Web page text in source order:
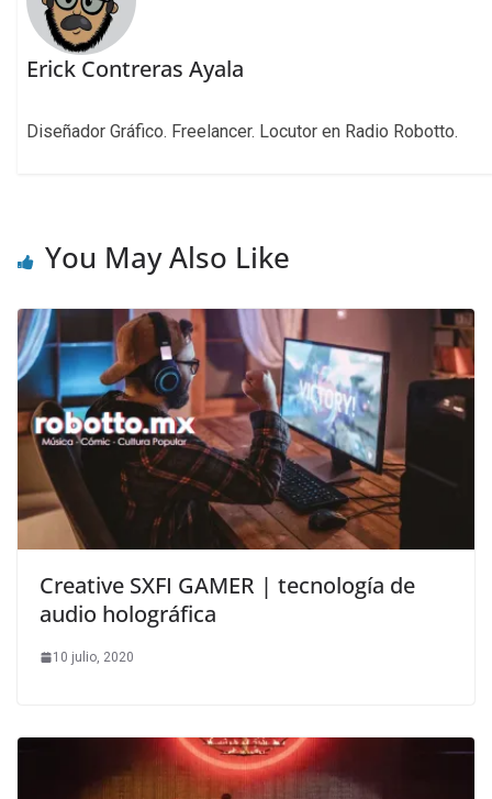
Erick Contreras Ayala
Diseñador Gráfico. Freelancer. Locutor en Radio Robotto.
You May Also Like
Creative SXFI GAMER | tecnología de
audio holográfica
10 julio, 2020